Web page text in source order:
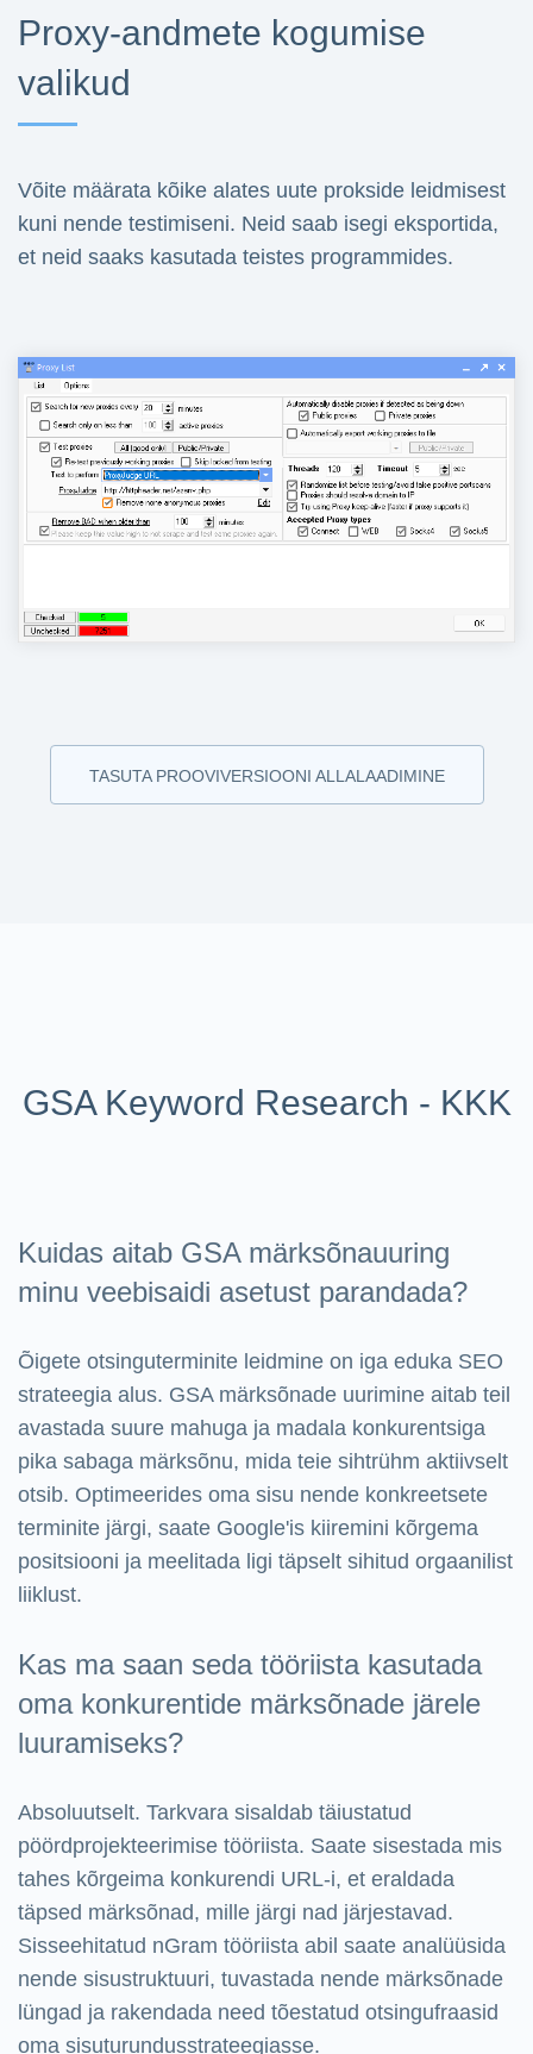
Proxy-andmete kogumise
valikud
Võite määrata kõike alates uute prokside leidmisest
kuni nende testimiseni. Neid saab isegi eksportida,
et neid saaks kasutada teistes programmides.
TASUTA PROOVIVERSIOONI ALLALAADIMINE
GSA Keyword Research - KKK
Kuidas aitab GSA märksõnauuring
minu veebisaidi asetust parandada?
Õigete otsinguterminite leidmine on iga eduka SEO
strateegia alus. GSA märksõnade uurimine aitab teil
avastada suure mahuga ja madala konkurentsiga
pika sabaga märksõnu, mida teie sihtrühm aktiivselt
otsib. Optimeerides oma sisu nende konkreetsete
terminite järgi, saate Google'is kiiremini kõrgema
positsiooni ja meelitada ligi täpselt sihitud orgaanilist
liiklust.
Kas ma saan seda tööriista kasutada
oma konkurentide märksõnade järele
luuramiseks?
Absoluutselt. Tarkvara sisaldab täiustatud
pöördprojekteerimise tööriista. Saate sisestada mis
tahes kõrgeima konkurendi URL-i, et eraldada
täpsed märksõnad, mille järgi nad järjestavad.
Sisseehitatud nGram tööriista abil saate analüüsida
nende sisustruktuuri, tuvastada nende märksõnade
lüngad ja rakendada need tõestatud otsingufraasid
oma sisuturundusstrateegiasse.